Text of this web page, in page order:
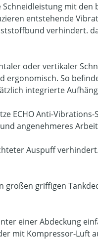
mit den
entstehende
verhindert.
oder vertikaler
ergonomisch. So
integrierte
ECHO Anti-
angenehmeres
Auspuff
großen griffigen
einer Abdeckung
mit Kompressor-Luft